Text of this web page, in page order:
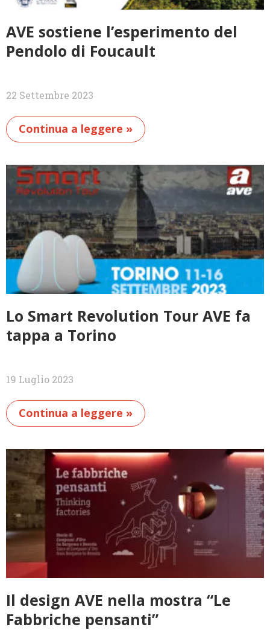
AVE sostiene l’esperimento del
Pendolo di Foucault
22 Settembre 2023
Continua a leggere »
Lo Smart Revolution Tour AVE fa
tappa a Torino
19 Luglio 2023
Continua a leggere »
Il design AVE nella mostra “Le
Fabbriche pensanti”